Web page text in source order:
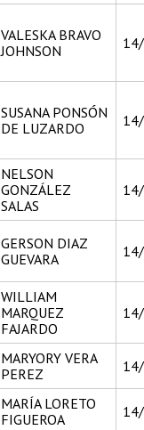
VALESKA BRAVO
JOHNSON
SUSANA PONSÓN
DE LUZARDO
NELSON
GONZÁLEZ
SALAS
GERSON DIAZ
GUEVARA
WILLIAM
MARQUEZ
FAJARDO
MARYORY VERA
PEREZ
MARÍA LORETO
FIGUEROA